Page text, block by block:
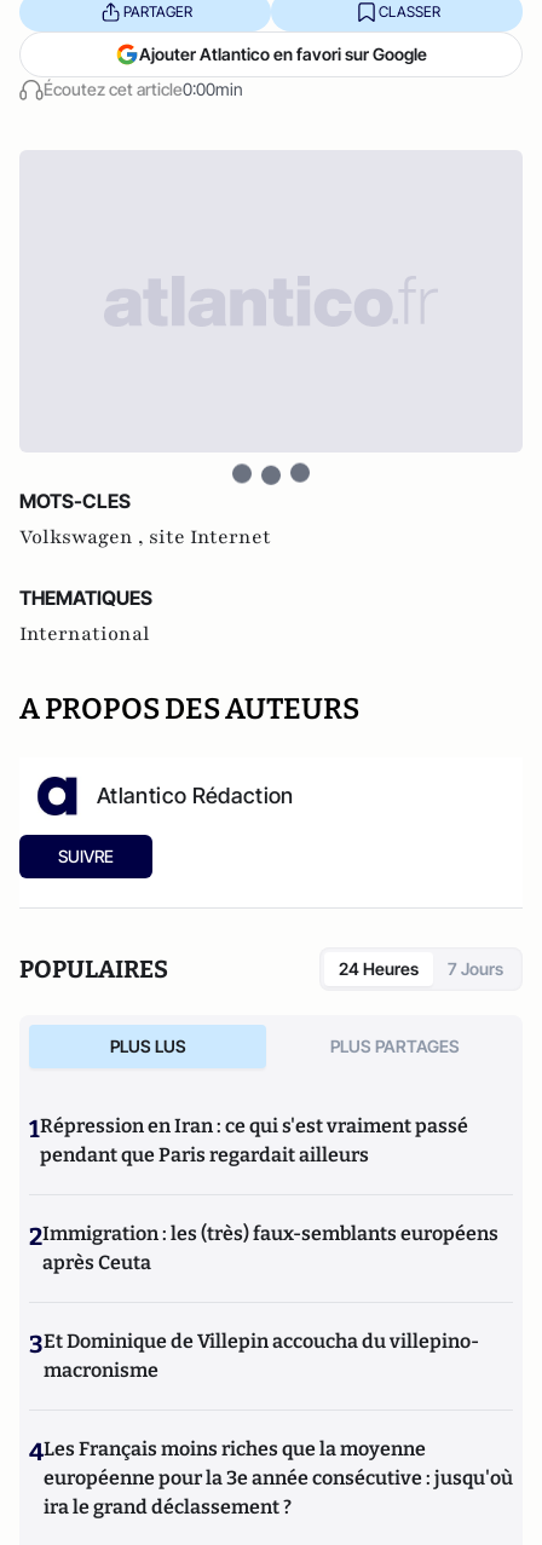
Écoutez cet article0:00min
PARTAGER CLASSER
Ajouter Atlantico en favori sur Google
MOTS-CLES
Volkswagen , site Internet
THEMATIQUES
International
A PROPOS DES AUTEURS
Atlantico Rédaction
SUIVRE
POPULAIRES 24 Heures 7 Jours
PLUS LUS PLUS PARTAGES
1Répression en Iran : ce qui s'est vraiment passé
pendant que Paris regardait ailleurs
2Immigration : les (très) faux-semblants européens
après Ceuta
3Et Dominique de Villepin accoucha du villepino-
macronisme
4Les Français moins riches que la moyenne
européenne pour la 3e année consécutive : jusqu'où
ira le grand déclassement ?